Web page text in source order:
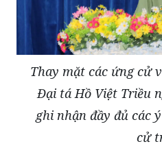
Thay mặt các ứng cử
Đại tá Hồ Việt Triều
ghi nhận đầy đủ các
cử